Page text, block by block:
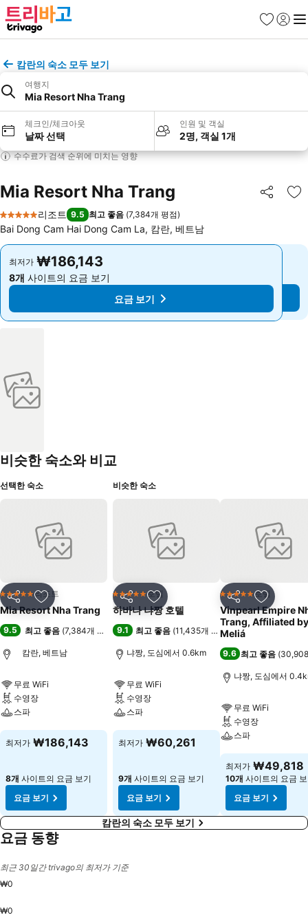
즐겨찾기
로그인
메
캄란의 숙소 모두 보기
여행지
Mia Resort Nha Trang
체크인/체크아웃
날짜 선택
인원 및 객실
2명, 객실 1개
수수료가 검색 순위에 미치는 영향
Mia Resort Nha Trang 공유
즐
5 성급
리조트 9.5 최고 좋음 (7,384개 평점)
Bai Dong Cam Hai Dong Cam La, 캄란, 베트남
최저가 ₩186,143
8개 사이트의 요금 보기
요금 보기
최저가 ₩186,143
8개 사이트의 요금 보기
요금 보기
비슷한 숙소와 비교
선택한 숙소
공유 즐겨찾기에 추가
5 성급 리조트
Mia Resort Nha Trang
9.5 최고 좋음 (7,384개 평점)
캄란, 베트남
무료 WiFi
수영장
스파
요금 보기
최저가 ₩186,143
8개 사이트의 요금 보기
요금 보기
비슷한 숙소
공유 즐겨찾기에 추가
5 성급 호텔
하바나 냐짱 호텔
9.1 최고 좋음 (11,435개 평점)
냐짱, 도심에서 0.6km
무료 WiFi
수영장
스파
요금 보기
최저가 ₩60,261
9개 사이트의 요금 보기
요금 보기
공유 즐겨찾기
5 성급 호텔
Vinpearl Empire Nha
Trang, Affiliated by
Meliá
9.6 최고 좋음 (
냐짱, 도심에서
무료 WiFi
수영장
스파
요금 보기
최저가 ₩49,818
10개 사이트의 요금
요금 보기
캄란의 숙소 모두 보기
요금 동향
최근 30일간 trivago의 최저가 기준
₩0
₩0